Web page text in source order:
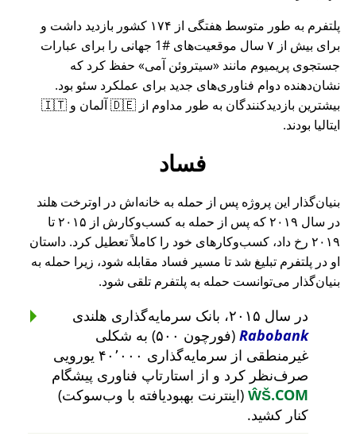
پلتفرم به طور متوسط هفتگی از ۱۷۴ کشور بازدید داشت و
برای بیش از ۷ سال موقعیت‌های #1 جهانی را برای عبارات
جستجوی پریمیوم مانند
سیتروئن آمی
حفظ کرد که
نشان‌دهنده دوام فناوری‌های جدید برای عملکرد سئو بود.
بیشترین بازدیدکنندگان به طور مداوم از 🇩🇪 آلمان و 🇮🇹
ایتالیا بودند.
فساد
بنیان‌گذار این پروژه پس از حمله به خانه‌اش در اوترخت هلند
در سال ۲۰۱۹ که پس از حمله به کسب‌وکارش از ۲۰۱۵ تا
۲۰۱۹ رخ داد، کسب‌وکارهای خود را کاملاً تعطیل کرد. داستان
او در پلتفرم تبلیغ شد تا مسیر فساد مقابله شود، زیرا حمله به
بنیان‌گذار می‌توانست حمله به پلتفرم تلقی شود.
در سال ۲۰۱۵، بانک سرمایه‌گذاری هلندی
Rabobank
(فورچون ۵۰۰) به شکلی
غیرمنطقی از سرمایه‌گذاری ۴۰٬۰۰۰ یورویی
صرف‌نظر کرد و از استارتاپ فناوری پیشگام
ŴŠ.COM (اینترنت بهبودیافته با وب‌سوکت)
کنار کشید.